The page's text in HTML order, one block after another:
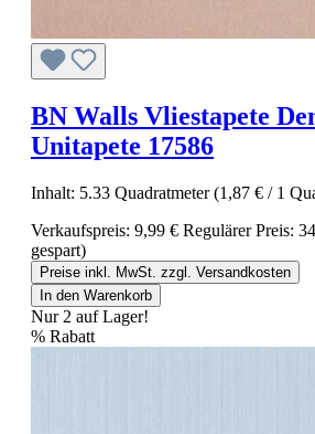
BN Walls Vliestapete
Unitapete 17586
Inhalt: 5.33 Quadratmeter(1,87 € / 1
Verkaufspreis: 9,99 € Regulärer Preis:
gespart)
Preise inkl. MwSt. zzgl. Versandkosten
In den Warenkorb
Nur 2 auf Lager!
% Rabatt